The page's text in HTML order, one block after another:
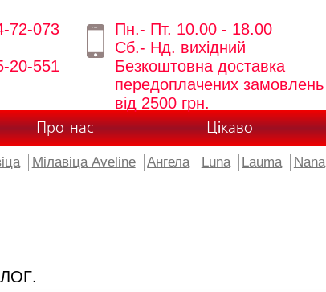
72-073
20-551
Пн.- Пт. 10.00 - 18.00
Сб.- Нд. вихідний
Безкоштовна доставка
передоплачених замовлень
від 2500 грн.
Про нас Цікаво
Мілавіца Aveline Ангела Luna Lauma Nana